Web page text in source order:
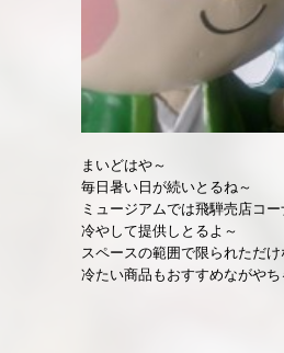
まいどはや～
毎日暑い日が続いとるね～
ミュージアムでは飛騨売店コ
冷やして提供しとるよ～
スペースの範囲で限られただ
冷たい商品もおすすめながやち